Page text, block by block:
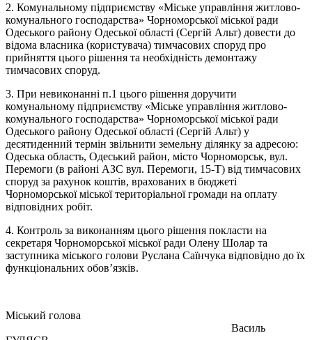
2. Комунальному підприємству «Міське управління житлово-
комунального господарства» Чорноморської міської ради
Одеського району Одеської області (Сергій Альт) довести до
відома власника (користувача) тимчасових споруд про
прийняття цього рішення та необхідність демонтажу
тимчасових споруд.
3. При невиконанні п.1 цього рішення доручити
комунальному підприємству «Міське управління житлово-
комунального господарства» Чорноморської міської ради
Одеського району Одеської області (Сергій Альт) у
десятиденний термін звільнити земельну ділянку за адресою:
Одеська область, Одеський район, місто Чорноморськ, вул.
Перемоги (в районі АЗС вул. Перемоги, 15-Т) від тимчасових
споруд за рахунок коштів, врахованих в бюджеті
Чорноморської міської територіальної громади на оплату
відповідних робіт.
4. Контроль за виконанням цього рішення покласти на
секретаря Чорноморської міської ради Олену Шолар та
заступника міського голови Руслана Саїнчука відповідно до їх
функціональних обов’язків.
Міський голова
Василь